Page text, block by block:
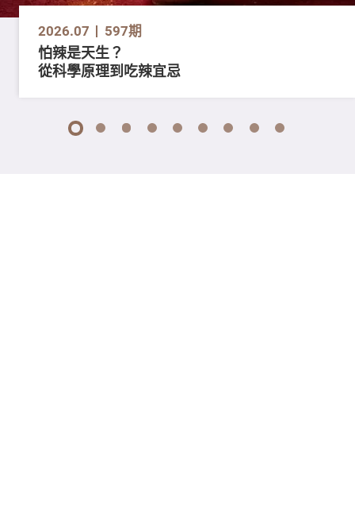
2026.07 597期
怕辣是天生？
從科學原理到吃辣宜忌
1 2 3 4 5 6 7 8 9